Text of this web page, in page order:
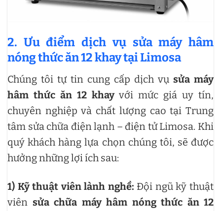
2. Ưu điểm dịch vụ sửa máy hâm
nóng thức ăn 12 khay tại Limosa
Chúng tôi tự tin cung cấp dịch vụ sửa máy
hâm thức ăn 12 khayvới mức giá uy tín,
chuyên nghiệp và chất lượng cao tại Trung
tâm sửa chữa điện lạnh – điện tử Limosa. Khi
quý khách hàng lựa chọn chúng tôi, sẽ được
hưởng những lợi ích sau:
1) Kỹ thuật viên lành nghề: Đội ngũ kỹ thuật
viên sửa chữa máy hâm nóng thức ăn 12